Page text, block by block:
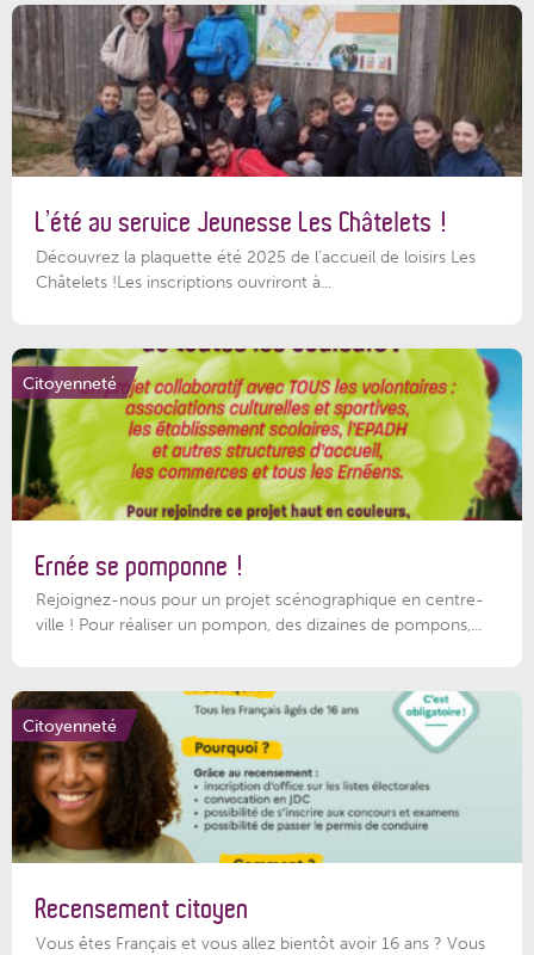
L’été au service Jeunesse Les Châtelets !
Découvrez la plaquette été 2025 de l’accueil de loisirs Les
Châtelets !Les inscriptions ouvriront à...
Citoyenneté
Ernée se pomponne !
Rejoignez-nous pour un projet scénographique en centre-
ville ! Pour réaliser un pompon, des dizaines de pompons,...
Citoyenneté
Recensement citoyen
Vous êtes Français et vous allez bientôt avoir 16 ans ? Vous